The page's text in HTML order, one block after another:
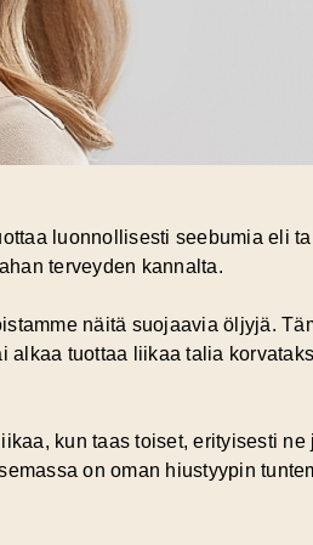
luonnollisesti seebumia eli
terveyden kannalta.
näitä suojaavia öljyjä.
alkaa tuottaa liikaa talia
kun taas toiset, erityisesti ne
on oman hiustyypin